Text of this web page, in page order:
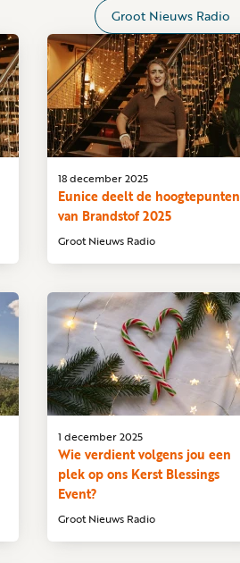
Groot Nieuws Radio
Eunice deelt de hoogtepunten
van Brandstof 2025
18 december 2025
Groot Nieuws Radio
Wie verdient volgens jou een
plek op ons Kerst Blessings
Event?
1 december 2025